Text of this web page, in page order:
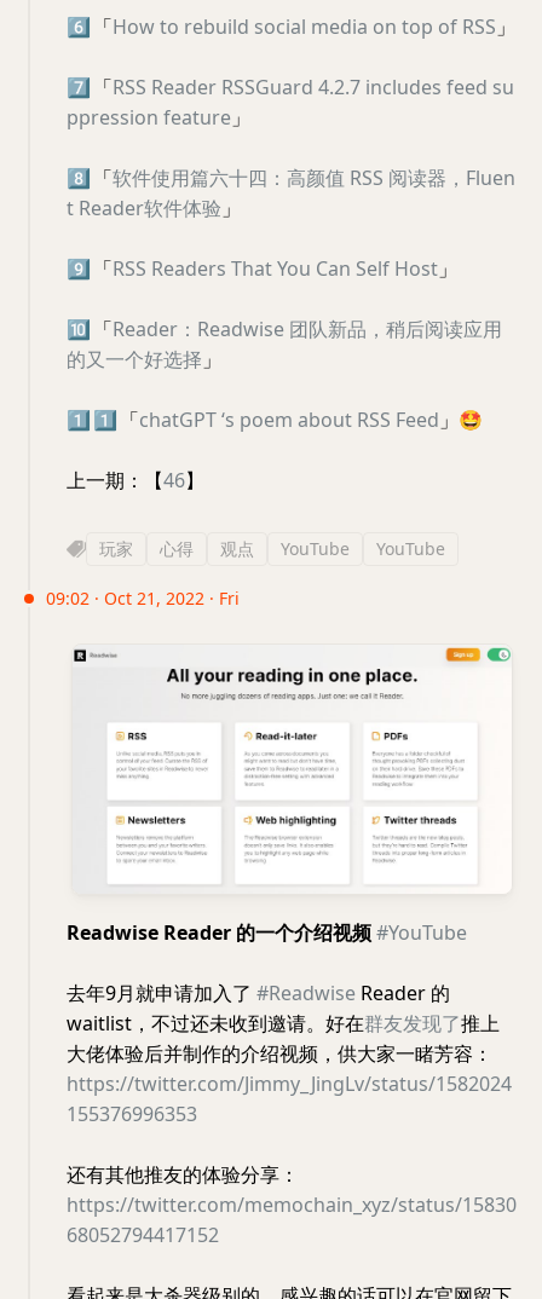
6️⃣ 「How to rebuild social media on top of RSS」
7️⃣ 「RSS Reader RSSGuard 4.2.7 includes feed su
ppression feature」
8️⃣ 「软件使用篇六十四：高颜值 RSS 阅读器，Fluen
t Reader软件体验」
9️⃣ 「RSS Readers That You Can Self Host」
🔟 「Reader：Readwise 团队新品，稍后阅读应用
的又一个好选择」
1️⃣1️⃣ 「chatGPT ‘s poem about RSS Feed」 🤩
上一期：【46】
玩家 心得 观点 YouTube YouTube
09:02 · Oct 21, 2022 · Fri
Readwise Reader 的一个介绍视频#YouTube
去年9月就申请加入了 #Readwise Reader 的
waitlist，不过还未收到邀请。好在群友发现了推上
大佬体验后并制作的介绍视频，供大家一睹芳容：
https://twitter.com/Jimmy_JingLv/status/1582024
155376996353
还有其他推友的体验分享：
https://twitter.com/memochain_xyz/status/15830
68052794417152